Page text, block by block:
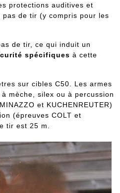
protections auditives et
de tir (y compris pour les
de tir, ce qui induit un
spécifiques à cette
sur cibles C50. Les armes
mèche, silex ou à percussion
et KUCHENREUTER)
(épreuves COLT et
tir est 25 m.